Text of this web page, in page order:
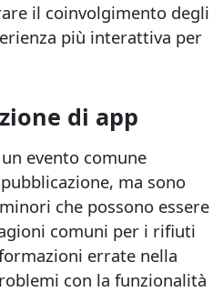
il coinvolgimento degli
più interattiva per
di app
evento comune
ma sono
che possono essere
comuni per i rifiuti
errate nella
con la funzionalità